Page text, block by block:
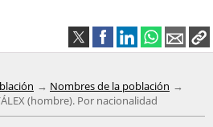
Nombres de la población
(hombre). Por nacionalidad